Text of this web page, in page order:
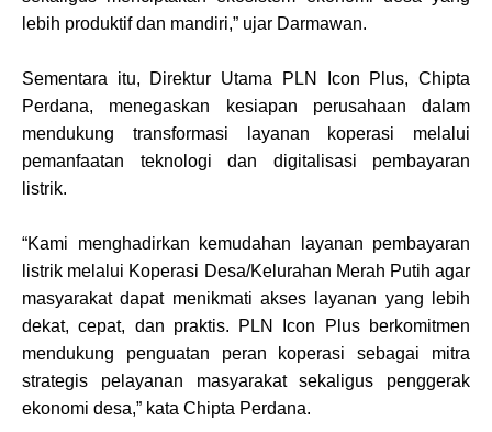
lebih produktif dan mandiri,” ujar Darmawan.
Sementara itu, Direktur Utama PLN Icon Plus, Chipta
Perdana, menegaskan kesiapan perusahaan dalam
mendukung transformasi layanan koperasi melalui
pemanfaatan teknologi dan digitalisasi pembayaran
listrik.
“Kami menghadirkan kemudahan layanan pembayaran
listrik melalui Koperasi Desa/Kelurahan Merah Putih agar
masyarakat dapat menikmati akses layanan yang lebih
dekat, cepat, dan praktis. PLN Icon Plus berkomitmen
mendukung penguatan peran koperasi sebagai mitra
strategis pelayanan masyarakat sekaligus penggerak
ekonomi desa,” kata Chipta Perdana.